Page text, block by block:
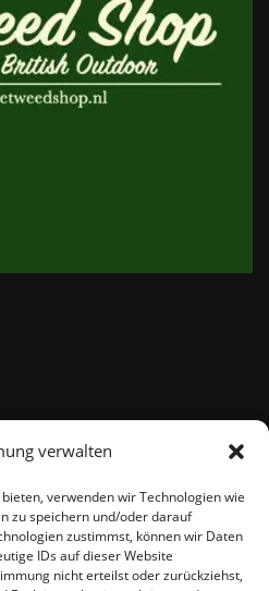
verwalten
verwenden wir Technologien wie
zu speichern und/oder darauf
zustimmst, können wir Daten
IDs auf dieser Website
nicht erteilst oder zurückziehst,